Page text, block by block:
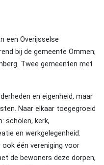
een Overijsselse
bij de gemeente Ommen;
Twee gemeenten met
en eigenheid, maar
Naar elkaar toegegroeid
scholen, kerk,
en werkgelegenheid.
één vereniging voor
de bewoners deze dorpen,